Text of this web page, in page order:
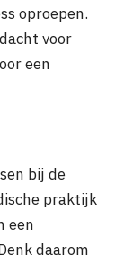
oproepen.
voor
een
bij de
praktijk
een
daarom